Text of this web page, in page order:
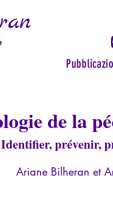
de la
Identifier, prévenir,
Ariane Bilheran et